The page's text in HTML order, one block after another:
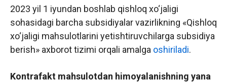
2023 yil 1 iyundan boshlab qishloq xo‘jaligi
sohasidagi barcha subsidiyalar vazirlikning «Qishloq
xo‘jaligi mahsulotlarini yetishtiruvchilarga subsidiya
berish» axborot tizimi orqali amalga oshiriladi.
Kontrafakt mahsulotdan himoyalanishning yana